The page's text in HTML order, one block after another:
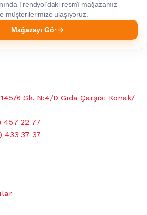
Trendyol’daki resmî mağazamız
müşterilerimize ulaşıyoruz.
Mağazayı Gör
6 Sk. N:4/D Gıda Çarşısı Konak/
457 22 77
433 37 37